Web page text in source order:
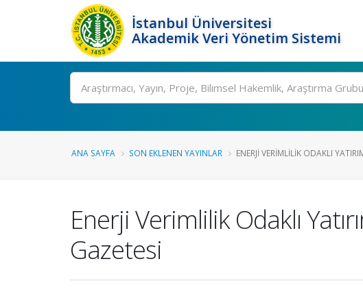
İstanbul Üniversitesi
Akademik Veri Yönetim Sistemi
Ara
ANA SAYFA SON EKLENEN YAYINLAR ENERJI VERIMLILIK ODAKLI
Enerji Verimlilik Odaklı
Gazetesi